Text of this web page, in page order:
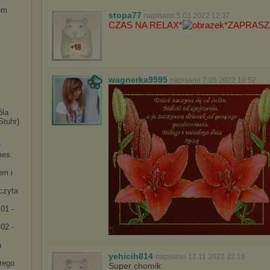
i
-
-
stopa77 napisano 5.03.2022 12:37
CZAS NA RELAX*
wagnerka9595 napisano 7.05.2022 18:52
yehicih814 napisano 12.11.2022 22:16
Super chomik